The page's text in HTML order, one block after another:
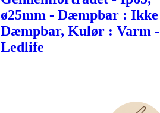
ø25mm - Dæmpbar : Ikke
Dæmpbar, Kulør : Varm -
Ledlife